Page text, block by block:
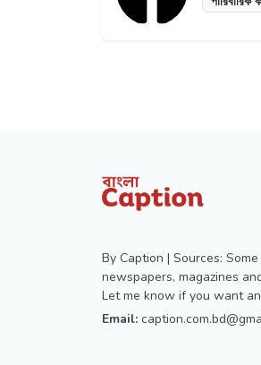
By Caption | Sources:
newspapers, magazines
Let me know if you want
Email: